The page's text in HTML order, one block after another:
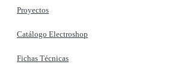
Proyectos
Catálogo Electroshop
Fichas Técnicas